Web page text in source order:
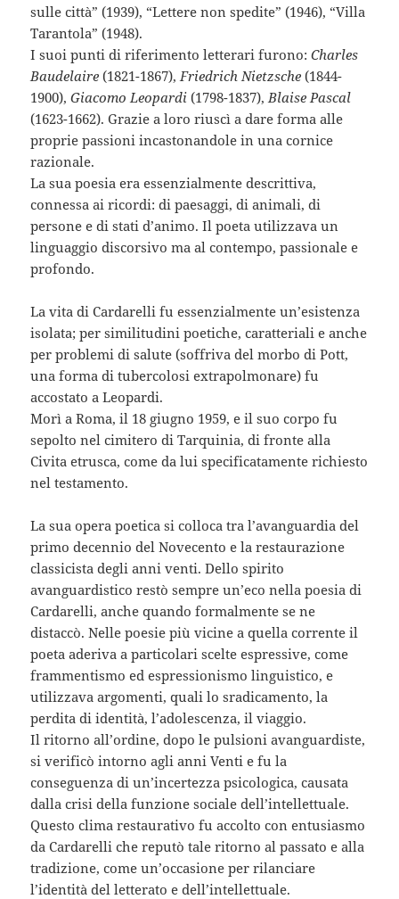
sulle città” (1939), “Lettere non spedite” (1946), “Villa
Tarantola” (1948).
I suoi punti di riferimento letterari furono:Charles
Baudelaire(1821-1867), Friedrich Nietzsche (1844-
1900),Giacomo Leopardi (1798-1837), Blaise Pascal
(1623-1662). Grazie a loro riuscì a dare forma alle
proprie passioni incastonandole in una cornice
razionale.
La sua poesia era essenzialmente descrittiva,
connessa ai ricordi: di paesaggi, di animali, di
persone e di stati d’animo. Il poeta utilizzava un
linguaggio discorsivo ma al contempo, passionale e
profondo.
La vita di Cardarelli fu essenzialmente un’esistenza
isolata; per similitudini poetiche, caratteriali e anche
per problemi di salute (soffriva del morbo di Pott,
una forma di tubercolosi extrapolmonare) fu
accostato a Leopardi.
Morì a Roma, il 18 giugno 1959, e il suo corpo fu
sepolto nel cimitero di Tarquinia, di fronte alla
Civita etrusca, come da lui specificatamente richiesto
nel testamento.
La sua opera poetica si colloca tra l’avanguardia del
primo decennio del Novecento e la restaurazione
classicista degli anni venti. Dello spirito
avanguardistico restò sempre un’eco nella poesia di
Cardarelli, anche quando formalmente se ne
distaccò. Nelle poesie più vicine a quella corrente il
poeta aderiva a particolari scelte espressive, come
frammentismo ed espressionismo linguistico, e
utilizzava argomenti, quali lo sradicamento, la
perdita di identità, l’adolescenza, il viaggio.
Il ritorno all’ordine, dopo le pulsioni avanguardiste,
si verificò intorno agli anni Venti e fu la
conseguenza di un’incertezza psicologica, causata
dalla crisi della funzione sociale dell’intellettuale.
Questo clima restaurativo fu accolto con entusiasmo
da Cardarelli che reputò tale ritorno al passato e alla
tradizione, come un’occasione per rilanciare
l’identità del letterato e dell’intellettuale.